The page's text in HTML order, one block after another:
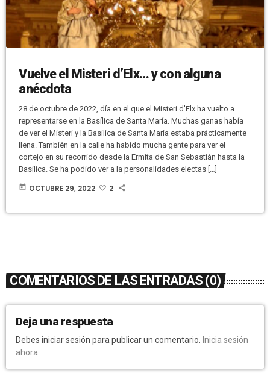
Vuelve el Misteri d’Elx… y con alguna
anécdota
28 de octubre de 2022, día en el que el Misteri d'Elx ha vuelto a
representarse en la Basílica de Santa María. Muchas ganas había
de ver el Misteri y la Basílica de Santa María estaba prácticamente
llena. También en la calle ha habido mucha gente para ver el
cortejo en su recorrido desde la Ermita de San Sebastián hasta la
Basílica. Se ha podido ver a la personalidades electas […]
today OCTUBRE 29, 2022 2
COMENTARIOS DE LAS ENTRADAS (0)
Deja una respuesta
Debes iniciar sesión para publicar un comentario.
Inicia sesión
ahora